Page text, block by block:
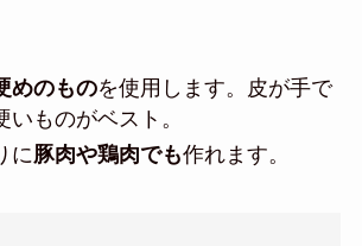
めのものを使用します。
皮が手で
いものがベスト。
に豚肉や鶏肉でも作れます。